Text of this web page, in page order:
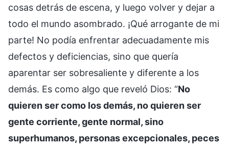
cosas detrás de escena, y luego volver y dejar a
todo el mundo asombrado. ¡Qué arrogante de mi
parte! No podía enfrentar adecuadamente mis
defectos y deficiencias, sino que quería
aparentar ser sobresaliente y diferente a los
demás. Es como algo que reveló Dios: “No
quieren ser como los demás, no quieren ser
gente corriente, gente normal, sino
superhumanos, personas excepcionales, peces